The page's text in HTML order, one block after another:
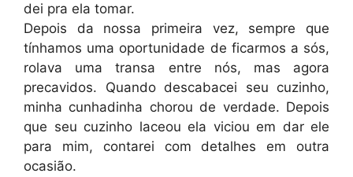
dei pra ela tomar.
Depois da nossa primeira vez, sempre que
tínhamos uma oportunidade de ficarmos a sós,
rolava uma transa entre nós, mas agora
precavidos. Quando descabacei seu cuzinho,
minha cunhadinha chorou de verdade. Depois
que seu cuzinho laceou ela viciou em dar ele
para mim, contarei com detalhes em outra
ocasião.